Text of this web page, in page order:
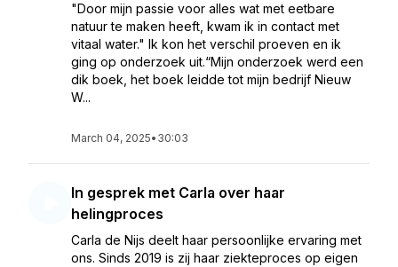
"Door mijn passie voor alles wat met eetbare
natuur te maken heeft, kwam ik in contact met
vitaal water." Ik kon het verschil proeven en ik
ging op onderzoek uit.“Mijn onderzoek werd een
dik boek, het boek leidde tot mijn bedrijf Nieuw
W...
March 04, 2025• 30:03
In gesprek met Carla over haar
helingproces
Carla de Nijs deelt haar persoonlijke ervaring met
ons. Sinds 2019 is zij haar ziekteproces op eigen